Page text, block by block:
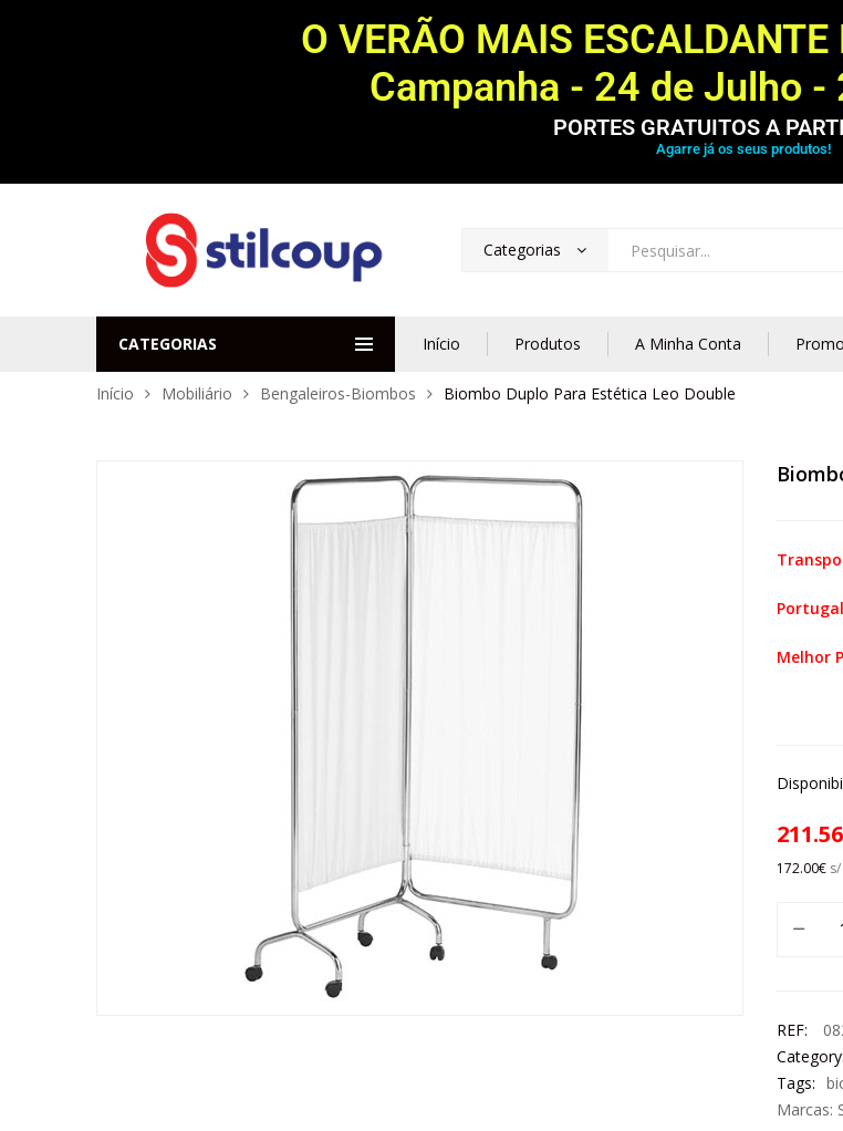
O VERÃO MAIS
Campanha - 24 de Julho -
PORTES GRATUITOS A
Agarre já os seus produtos!
Categorias
CATEGORIAS Início Produtos A Minha Conta
Início Mobiliário Bengaleiros-Biombos Biombo Duplo Para Estética Leo Double
Melhor
211.56
172.00€
REF:
Category:
Tags:
Marcas: